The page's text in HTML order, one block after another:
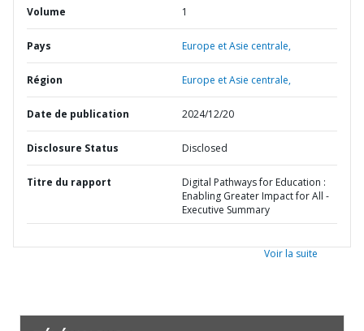
Volume 1
Pays Europe et Asie centrale,
Région Europe et Asie centrale,
Date de publication 2024/12/20
Disclosure Status Disclosed
Titre du rapport
Digital Pathways for Education :
Enabling Greater Impact for All -
Executive Summary
Voir la suite